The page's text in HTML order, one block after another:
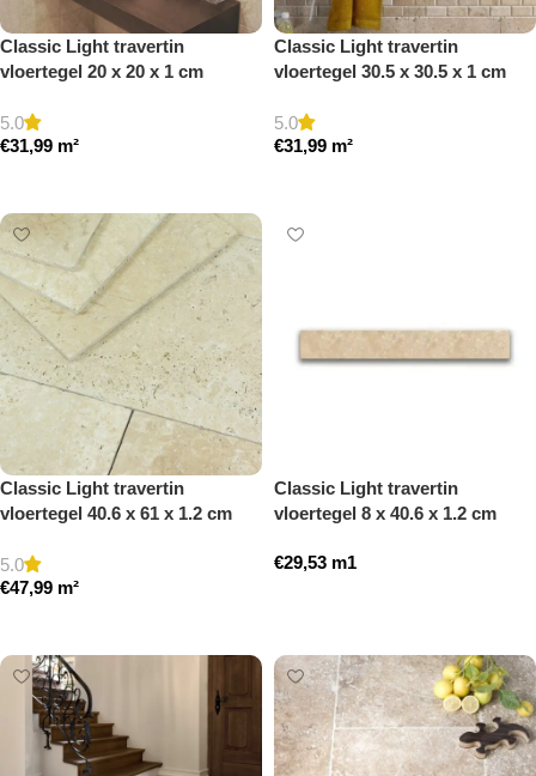
Classic Light travertin
vloertegel 20 x 20 x 1 cm
5.0
€31,99 m²
Classic Light travertin
vloertegel 30.5 x 30.5 x 1 cm
5.0
€31,99 m²
Classic Light travertin
vloertegel 40.6 x 61 x 1.2 cm
5.0
€47,99 m²
Classic Light travertin
vloertegel 8 x 40.6 x 1.2 cm
€29,53 m1